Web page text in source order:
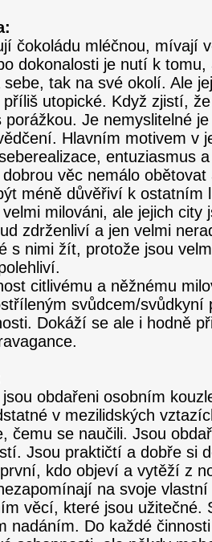
čokoládu mléčnou, mívají
dokonalosti je nutí k
sebe, tak na své okolí. Ale
utopické. Když zjistí,
Je nemyslitelné
Hlavním motivem v
entuziasmus
věc nemálo
méně důvěřiví k ostatním
milováni, ale jejich city
zdrženliví a jen velmi
s nimi žít, protože jsou
citlivému a něžnému
svůdcem/
Dokáží se ale i hodně
obdařeni osobním
v mezilidských
čemu se naučili. Jsou
Jsou praktičtí a dobře si
kdo objeví a vytěží z
na svoje
věcí, které jsou užitečné.
nadáním. Do každé